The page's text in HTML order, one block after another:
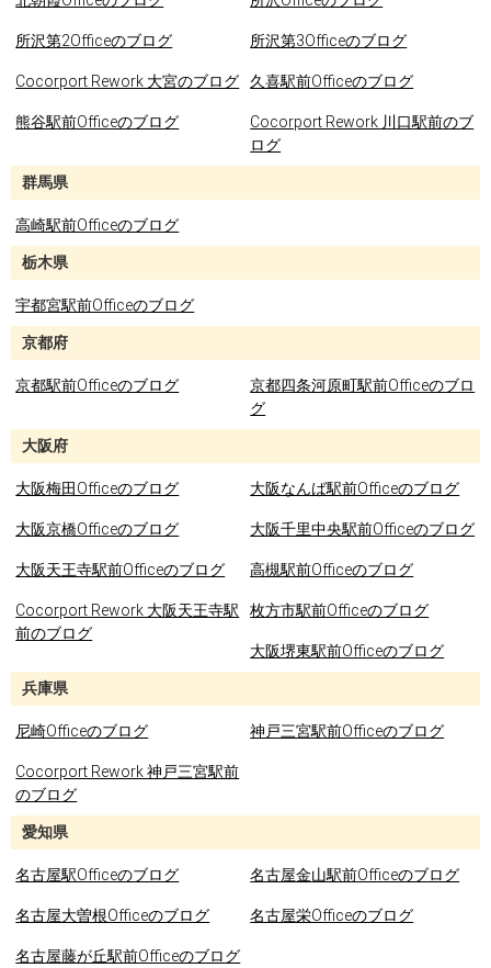
所沢第2Officeのブログ 所沢第3Officeのブログ
Cocorport Rework 大宮のブログ 久喜駅前Officeのブログ
熊谷駅前Officeのブログ
Cocorport Rework 川口駅前のブ
ログ
群馬県
高崎駅前Officeのブログ
栃木県
宇都宮駅前Officeのブログ
京都府
京都駅前Officeのブログ
京都四条河原町駅前Officeのブロ
グ
大阪府
大阪梅田Officeのブログ 大阪なんば駅前Officeのブログ
大阪京橋Officeのブログ 大阪千里中央駅前Officeのブログ
大阪天王寺駅前Officeのブログ 高槻駅前Officeのブログ
Cocorport Rework 大阪天王寺駅
前のブログ
枚方市駅前Officeのブログ
大阪堺東駅前Officeのブログ
兵庫県
尼崎Officeのブログ 神戸三宮駅前Officeのブログ
Cocorport Rework 神戸三宮駅前
のブログ
愛知県
名古屋駅Officeのブログ 名古屋金山駅前Officeのブログ
名古屋大曽根Officeのブログ 名古屋栄Officeのブログ
名古屋藤が丘駅前Officeのブログ